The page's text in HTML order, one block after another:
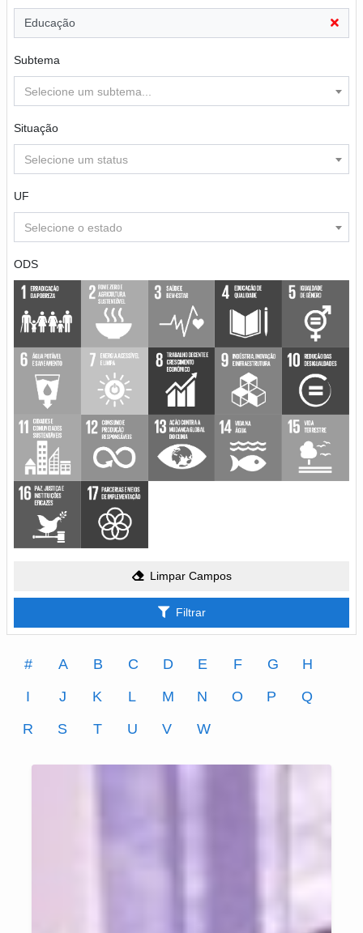
Educação
Subtema
Selecione um subtema...
Situação
Selecione um status
UF
Selecione o estado
ODS
Limpar Campos
Filtrar
# A B C D E F G
H
I
J K L M N O P
Q
R
S T U V W